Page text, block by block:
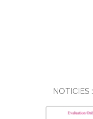
NOTICIES :